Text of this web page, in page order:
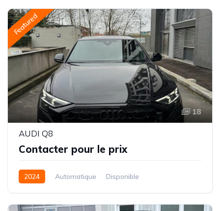
Featured
18
AUDI Q8
Contacter pour le prix
2024 Automatique Disponible